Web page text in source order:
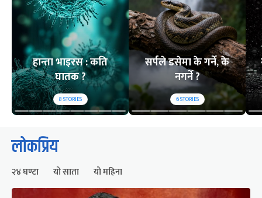
हान्ता भाइरस : कति
घातक ?
8STORIES
सर्पले डसेमा के गर्ने, के
नगर्ने ?
6STORIES
लोकप्रिय
२४ घण्टा यो साता यो महिना